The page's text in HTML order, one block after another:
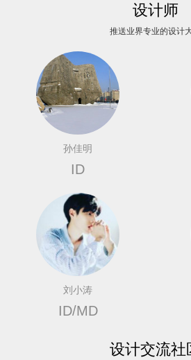
设计师
推送业界专业的设计
孙佳明
ID
刘小涛
ID/MD
设计交流社